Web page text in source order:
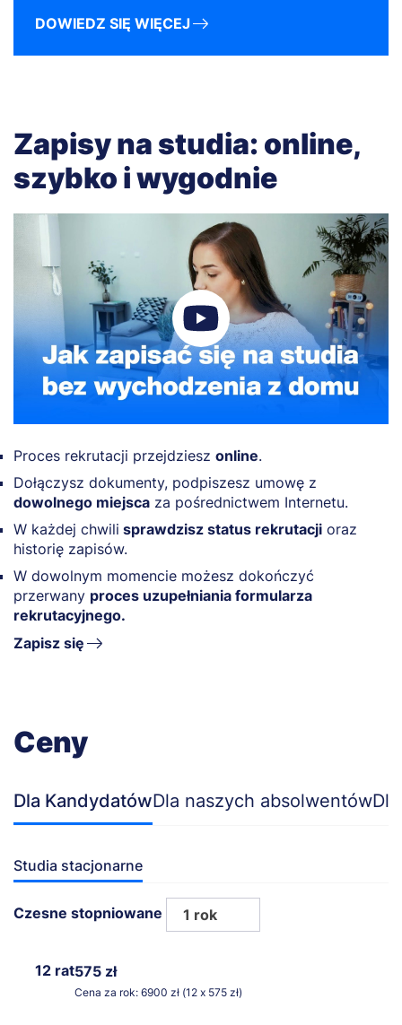
DOWIEDZ SIĘ WIĘCEJ
Zapisy na studia: online,
szybko i wygodnie
Proces rekrutacji przejdziesz online.
Dołączysz dokumenty, podpiszesz umowę z
dowolnego miejsca za pośrednictwem Internetu.
W każdej chwili sprawdzisz status rekrutacji oraz
historię zapisów.
W dowolnym momencie możesz dokończyć
przerwany proces uzupełniania formularza
rekrutacyjnego.
Zapisz się
Ceny
Dla KandydatówDla naszych absolwentów
Studia stacjonarne
Czesne stopniowane 1 rok
12 rat575 zł
Cena za rok: 6900 zł (12 x 575 zł)